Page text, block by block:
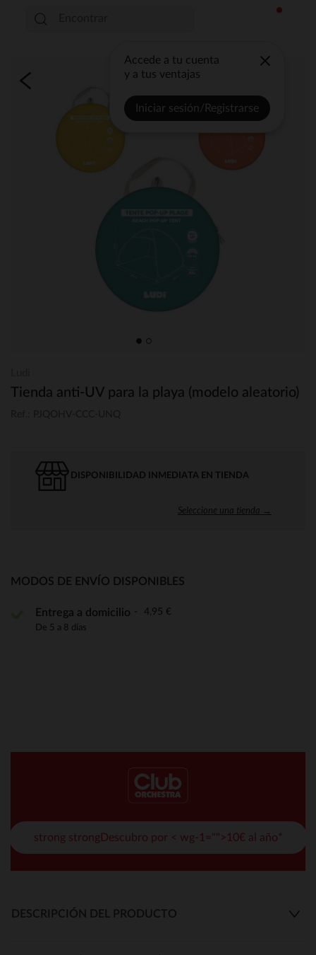
Accede a tu cuenta
y a tus ventajas
Iniciar sesión/Registrarse
Tienda anti-UV para la playa (modelo aleatorio)
DISPONIBILIDAD INMEDIATA EN TIENDA
Seleccione una tienda →
MODOS DE ENVÍO DISPONIBLES
Entrega a domicilio 4,95 €
De 5 a 8 días
strong strongDescubro por < wg-1="">10€ al año*
DESCRIPCIÓN DEL PRODUCTO